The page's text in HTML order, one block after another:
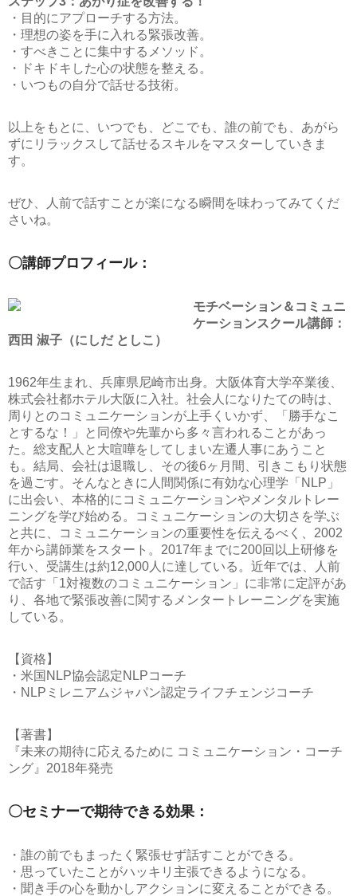
・目的にアプローチする方法。
・理想の姿を手に入れる緊張改善。
・すべきことに集中するメソッド。
・ドキドキした心の状態を整える。
・いつもの自分で話せる技術。
以上をもとに、いつでも、どこでも、誰の前でも、あがら
ずにリラックスして話せるスキルをマスターしていきま
す。
ぜひ、人前で話すことが楽になる瞬間を味わってみてくだ
さいね。
〇講師プロフィール：
モチベーション＆コミュニ
ケーションスクール講師：
西田 淑子（にしだ としこ）
1962年生まれ、兵庫県尼崎市出身。大阪体育大学卒業後、
株式会社都ホテル大阪に入社。社会人になりたての時は、
周りとのコミュニケーションが上手くいかず、「勝手なこ
とするな！」と同僚や先輩から多々言われることがあっ
た。総支配人と大喧嘩をしてしまい左遷人事にあうこと
も。結局、会社は退職し、その後6ヶ月間、引きこもり状態
を過ごす。そんなときに人間関係に有効な心理学「NLP」
に出会い、本格的にコミュニケーションやメンタルトレー
ニングを学び始める。コミュニケーションの大切さを学ぶ
と共に、コミュニケーションの重要性を伝えるべく、2002
年から講師業をスタート。2017年までに200回以上研修を
行い、受講生は約12,000人に達している。近年では、人前
で話す「1対複数のコミュニケーション」に非常に定評があ
り、各地で緊張改善に関するメンタートレーニングを実施
している。
【資格】
・米国NLP協会認定NLPコーチ
・NLPミレニアムジャパン認定ライフチェンジコーチ
【著書】
『未来の期待に応えるために コミュニケーション・コーチ
ング』2018年発売
〇セミナーで期待できる効果：
・誰の前でもまったく緊張せず話すことができる。
・思っていたことがハッキリ主張できるようになる。
・聞き手の心を動かしアクションに変えることができる。